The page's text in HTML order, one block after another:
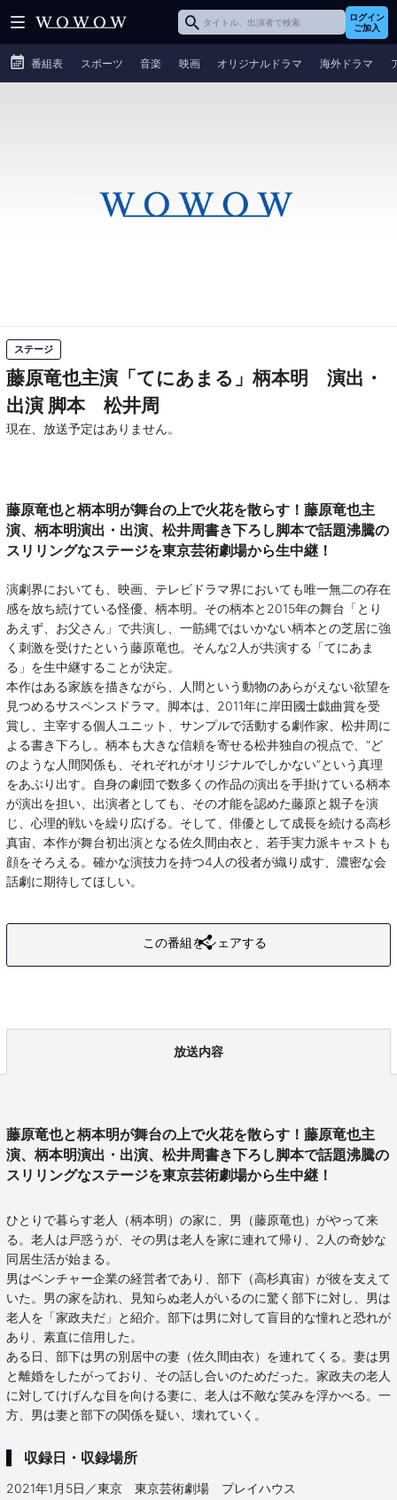
ログイン
ご加入
番組表 スポーツ 音楽 映画 オリジナルドラマ 海外ドラマ
ステージ
藤原竜也主演「てにあまる」柄本明 演出・
出演 脚本 松井周
現在、放送予定はありません。
藤原竜也と柄本明が舞台の上で火花を散らす！藤原竜也主
演、柄本明演出・出演、松井周書き下ろし脚本で話題沸騰の
スリリングなステージを東京芸術劇場から生中継！
演劇界においても、映画、テレビドラマ界においても唯一無二の存在
感を放ち続けている怪優、柄本明。その柄本と2015年の舞台「とり
あえず、お父さん」で共演し、一筋縄ではいかない柄本との芝居に強
く刺激を受けたという藤原竜也。そんな2人が共演する「てにあま
る」を生中継することが決定。
本作はある家族を描きながら、人間という動物のあらがえない欲望を
見つめるサスペンスドラマ。脚本は、2011年に岸田國士戯曲賞を受
賞し、主宰する個人ユニット、サンプルで活動する劇作家、松井周に
よる書き下ろし。柄本も大きな信頼を寄せる松井独自の視点で、“ど
のような人間関係も、それぞれがオリジナルでしかない”という真理
をあぶり出す。自身の劇団で数多くの作品の演出を手掛けている柄本
が演出を担い、出演者としても、その才能を認めた藤原と親子を演
じ、心理的戦いを繰り広げる。そして、俳優として成長を続ける高杉
真宙、本作が舞台初出演となる佐久間由衣と、若手実力派キャストも
顔をそろえる。確かな演技力を持つ4人の役者が織り成す、濃密な会
話劇に期待してほしい。
この番組をシェアする
放送内容
藤原竜也と柄本明が舞台の上で火花を散らす！藤原竜也主
演、柄本明演出・出演、松井周書き下ろし脚本で話題沸騰の
スリリングなステージを東京芸術劇場から生中継！
ひとりで暮らす老人（柄本明）の家に、男（藤原竜也）がやって来
る。老人は戸惑うが、その男は老人を家に連れて帰り、2人の奇妙な
同居生活が始まる。
男はベンチャー企業の経営者であり、部下（高杉真宙）が彼を支えて
いた。男の家を訪れ、見知らぬ老人がいるのに驚く部下に対し、男は
老人を「家政夫だ」と紹介。部下は男に対して盲目的な憧れと恐れが
あり、素直に信用した。
ある日、部下は男の別居中の妻（佐久間由衣）を連れてくる。妻は男
と離婚をしたがっており、その話し合いのためだった。家政夫の老人
に対してけげんな目を向ける妻に、老人は不敵な笑みを浮かべる。一
方、男は妻と部下の関係を疑い、壊れていく。
収録日・収録場所
2021年1月5日／東京 東京芸術劇場 プレイハウス